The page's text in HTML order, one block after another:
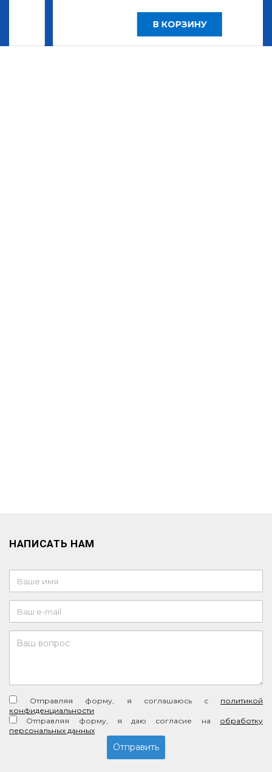
В КОРЗИНУ
НАПИСАТЬ НАМ
Отправляя форму, я соглашаюсь c политикой
конфиденциальности
Отправляя форму, я даю согласие на обработку
персональных данных